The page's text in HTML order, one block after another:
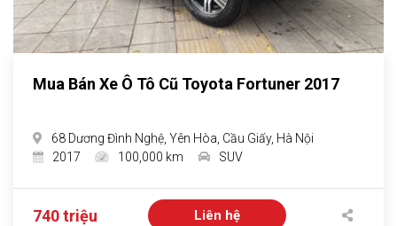
Mua Bán Xe Ô Tô Cũ Toyota Fortuner 2017
68 Dương Đình Nghệ, Yên Hòa, Cầu Giấy, Hà Nội
2017
100,000 km SUV
740 triệu Liên hệ